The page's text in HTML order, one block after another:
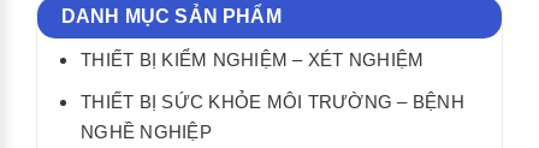
DANH MỤC SẢN PHẨM
THIẾT BỊ KIỂM NGHIỆM – XÉT NGHIỆM
THIẾT BỊ SỨC KHỎE MÔI TRƯỜNG – BỆNH
NGHỀ NGHIỆP